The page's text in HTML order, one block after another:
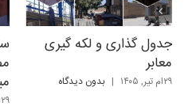
جدول گذاری و لکه گیری
معابر
۲۹ام تیر, ۱۴۰۵ | بدون ديدگاه
۲۹ام تیر, ۱۴۰۵